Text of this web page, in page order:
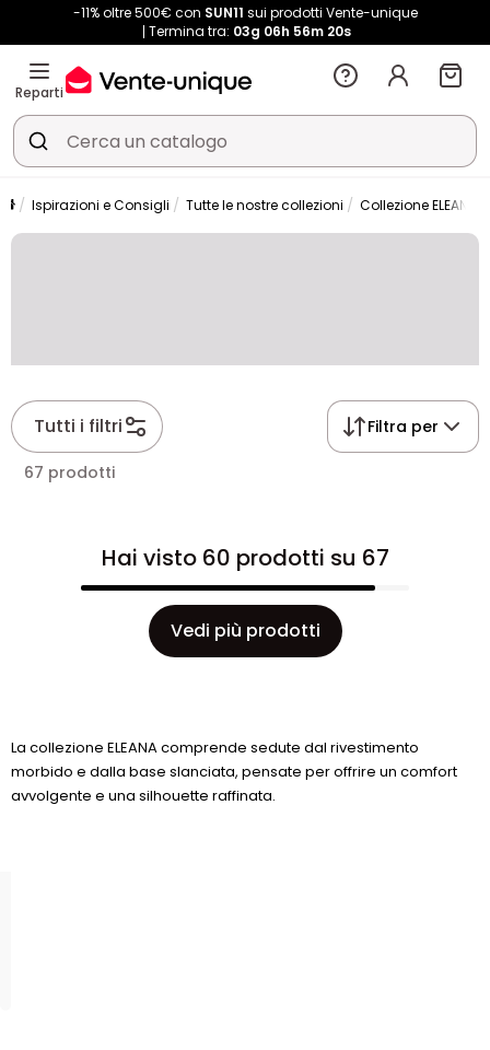
-11% oltre 500€ con SUN11 sui prodotti Vente-unique
Termina tra: 03g 06h 56m 20s
Reparti
Ispirazioni e Consigli Tutte le nostre collezioni Collezione ELEANA
Tutti i filtri Filtra per
67 prodotti
Hai visto 60 prodotti su 67
Vedi più prodotti
La collezione ELEANA comprende sedute dal rivestimento
morbido e dalla base slanciata, pensate per offrire un comfort
avvolgente e una silhouette raffinata.